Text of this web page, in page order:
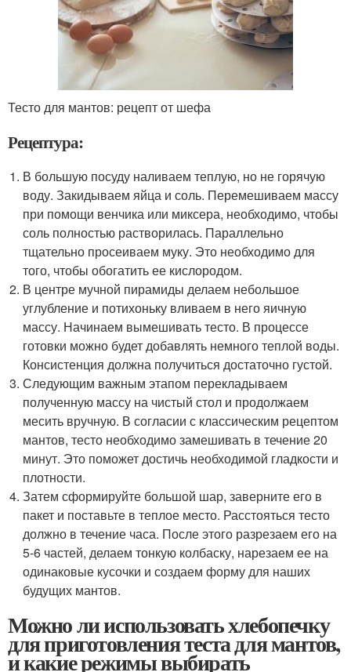
Тесто для мантов: рецепт от шефа
Рецептура:
В большую посуду наливаем теплую, но не горячую
воду. Закидываем яйца и соль. Перемешиваем массу
при помощи венчика или миксера, необходимо, чтобы
соль полностью растворилась. Параллельно
тщательно просеиваем муку. Это необходимо для
того, чтобы обогатить ее кислородом.
В центре мучной пирамиды делаем небольшое
углубление и потихоньку вливаем в него яичную
массу. Начинаем вымешивать тесто. В процессе
готовки можно будет добавлять немного теплой воды.
Консистенция должна получиться достаточно густой.
Следующим важным этапом перекладываем
полученную массу на чистый стол и продолжаем
месить вручную. В согласии с классическим рецептом
мантов, тесто необходимо замешивать в течение 20
минут. Это поможет достичь необходимой гладкости и
плотности.
Затем сформируйте большой шар, заверните его в
пакет и поставьте в теплое место. Расстояться тесто
должно в течение часа. После этого разрезаем его на
5-6 частей, делаем тонкую колбаску, нарезаем ее на
одинаковые кусочки и создаем форму для наших
будущих мантов.
Можно ли использовать хлебопечку
для приготовления теста для мантов,
и какие режимы выбирать